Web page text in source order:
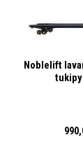
Noblelift